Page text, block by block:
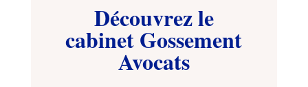
Découvrez le
cabinet Gossement
Avocats